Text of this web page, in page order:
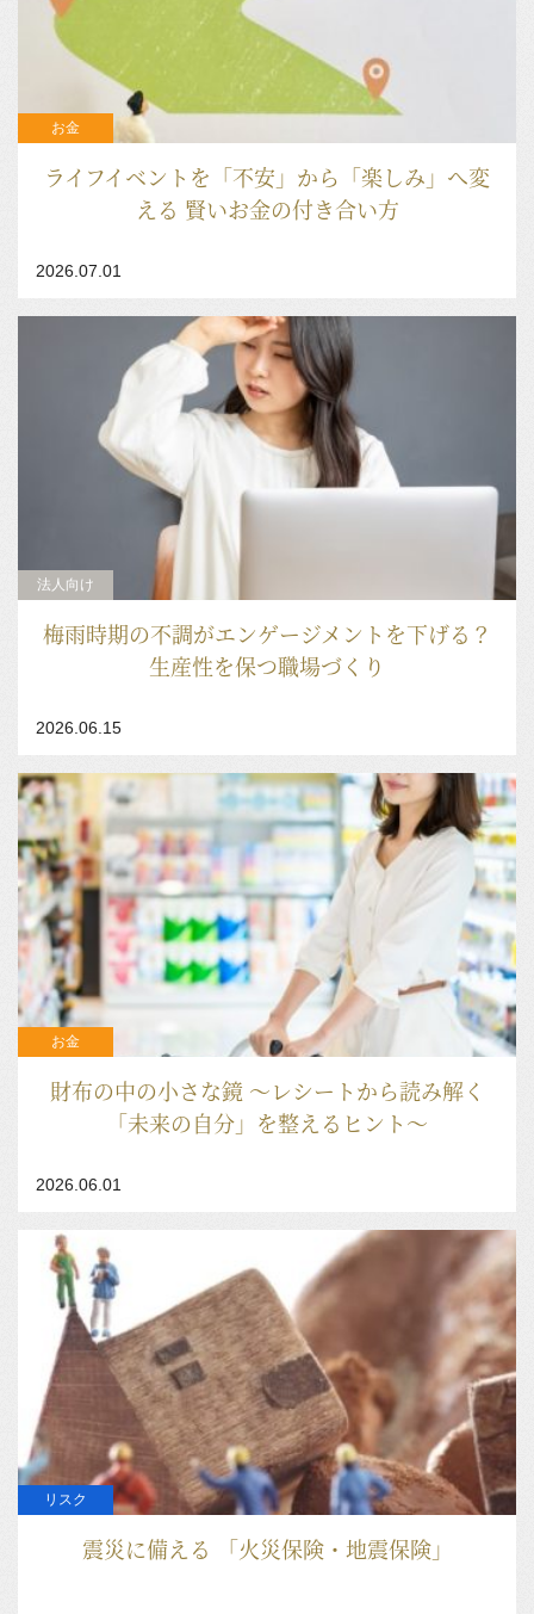
ライフイベントを「不安」から「楽しみ」へ変
える 賢いお金の付き合い方
お金
2026.07.01
梅雨時期の不調がエンゲージメントを下げる？
生産性を保つ職場づくり
法人向け
2026.06.15
財布の中の小さな鏡 ～レシートから読み解く
「未来の自分」を整えるヒント～
お金
2026.06.01
震災に備える 「火災保険・地震保険」​​
リスク